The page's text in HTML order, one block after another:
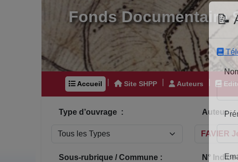
Fonds Documentaire
Accueil Site SHPP Auteurs
Type d’ouvrage : Auteur :
Sous-rubrique / Commune : N°